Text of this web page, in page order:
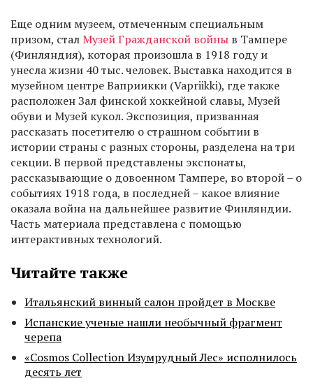
Еще одним музеем, отмеченным специальным
призом, сталМузей Гражданской войны в Тампере
(Финляндия), которая произошла в 1918 году и
унесла жизни 40 тыс. человек. Выставка находится в
музейном центре Ваприикки (Vapriikki), где также
расположен Зал финской хоккейной славы, Музей
обуви и Музей кукол. Экспозиция, призванная
рассказать посетителю о страшном событии в
истории страны с разных стороны, разделена на три
секции. В первой представлены экспонаты,
рассказывающие о довоенном Тампере, во второй – о
событиях 1918 года, в последней – какое влияние
оказала война на дальнейшее развитие Финляндии.
Часть материала представлена с помощью
интерактивных технологий.
Читайте также
Итальянский винный салон пройдет в Москве
Испанские ученые нашли необычный фрагмент
черепа
«Cosmos Collection Изумрудный Лес» исполнилось
десять лет